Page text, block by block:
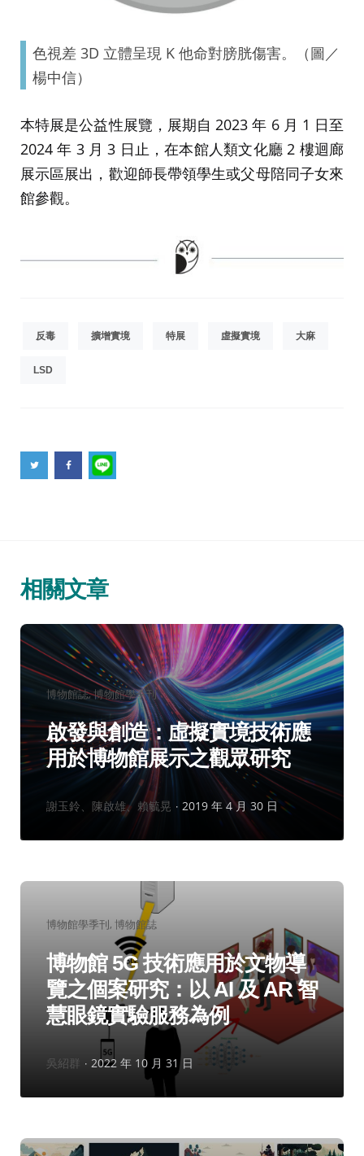
色視差 3D 立體呈現 K 他命對膀胱傷害。（圖／
楊中信）
本特展是公益性展覽，展期自 2023 年 6 月 1 日至
2024 年 3 月 3 日止，在本館人類文化廳 2 樓迴廊
展示區展出，歡迎師長帶領學生或父母陪同子女來
館參觀。
反毒 擴增實境 特展 虛擬實境 大麻
LSD
相關文章
分
類：
博物館誌 博物館學季刊
啟發與創造：虛擬實境技術應
用於博物館展示之觀眾研究
作
謝玉鈴、陳啟雄、賴毓晃 2019 年 4 月 30 日
分
類：
博物館學季刊 博物館誌
博物館 5G 技術應用於文物導
覽之個案研究：以 AI 及 AR 智
慧眼鏡實驗服務為例
作
吳紹群 2022 年 10 月 31 日